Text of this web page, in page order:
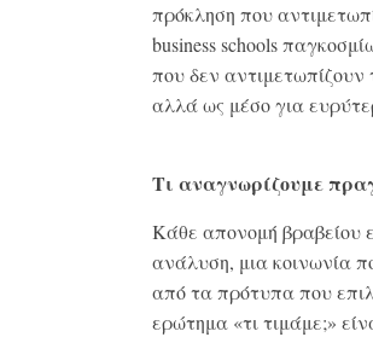
πρόκληση που
business schools
που δεν αντιμετωπίζουν
αλλά ως μέσο για
Τι αναγνωρίζουμε
Κάθε απονομή βραβείου
ανάλυση, μια κοινωνία
από τα πρότυπα που
ερώτημα «τι τιμάμε;»